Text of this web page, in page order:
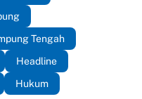
Tengah
Headline
Hukum